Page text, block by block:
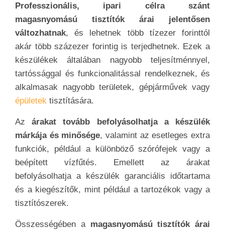
Professzionális, ipari célra szánt
magasnyomású tisztítók árai jelentősen
változhatnak, és lehetnek több tízezer forinttól
akár több százezer forintig is terjedhetnek. Ezek a
készülékek általában nagyobb teljesítménnyel,
tartóssággal és funkcionalitással rendelkeznek, és
alkalmasak nagyobb területek, gépjárművek vagy
épületek tisztítására.
Az árakat tovább befolyásolhatja a készülék
márkája és minősége, valamint az esetleges extra
funkciók, például a különböző szórófejek vagy a
beépített vízfűtés. Emellett az árakat
befolyásolhatja a készülék garanciális időtartama
és a kiegészítők, mint például a tartozékok vagy a
tisztítószerek.
Összességében a magasnyomású tisztítók árai